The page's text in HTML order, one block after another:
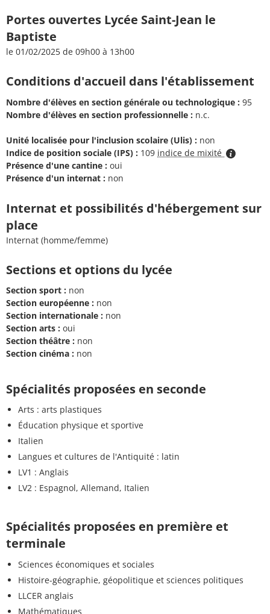
Portes ouvertes Lycée Saint-Jean le
Baptiste
le 01/02/2025 de 09h00 à 13h00
Conditions d'accueil dans l'établissement
Nombre d'élèves en section générale ou technologique : 95
Nombre d'élèves en section professionnelle : n.c.
Unité localisée pour l'inclusion scolaire (Ulis) : non
Indice de position sociale (IPS) : 109 indice de mixité
Présence d'une cantine : oui
Présence d'un internat : non
Internat et possibilités d'hébergement sur
place
Internat (homme/femme)
Sections et options du lycée
Section sport : non
Section européenne : non
Section internationale : non
Section arts : oui
Section théâtre : non
Section cinéma : non
Spécialités proposées en seconde
Arts : arts plastiques
Éducation physique et sportive
Italien
Langues et cultures de l'Antiquité : latin
LV1 : Anglais
LV2 : Espagnol, Allemand, Italien
Spécialités proposées en première et
terminale
Sciences économiques et sociales
Histoire-géographie, géopolitique et sciences politiques
LLCER anglais
Mathématiques